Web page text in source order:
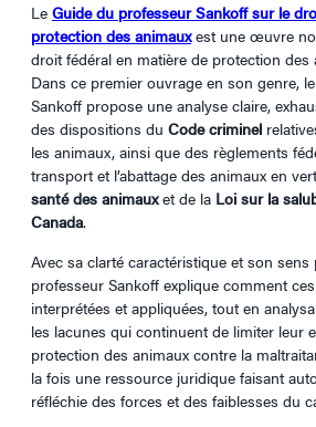
Le Guide du professeur Sankoff sur le
protection des animauxest une œuvre
droit fédéral en matière de protection des
Dans ce premier ouvrage en son genre,
Sankoff propose une analyse claire,
des dispositions du Code criminel
les animaux, ainsi que des règlements
transport et l’abattage des animaux en
santé des animauxet de la Loi sur la
Canada.
Avec sa clarté caractéristique et son sens
professeur Sankoff explique comment
interprétées et appliquées, tout en
les lacunes qui continuent de limiter leur
protection des animaux contre la
la fois une ressource juridique faisant
réfléchie des forces et des faiblesses du